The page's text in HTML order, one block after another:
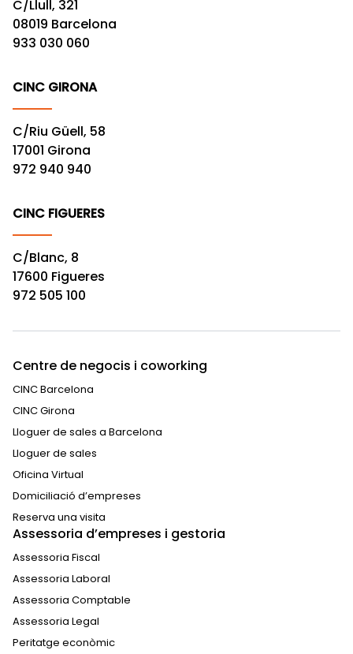
C/Llull, 321
08019 Barcelona
933 030 060
CINC GIRONA
C/Riu Güell, 58
17001 Girona
972 940 940
CINC FIGUERES
C/Blanc, 8
17600 Figueres
972 505 100
Centre de negocis i coworking
CINC Barcelona
CINC Girona
Lloguer de sales a Barcelona
Lloguer de sales
Oficina Virtual
Domiciliació d’empreses
Reserva una visita
Assessoria d’empreses i gestoria
Assessoria Fiscal
Assessoria Laboral
Assessoria Comptable
Assessoria Legal
Peritatge econòmic